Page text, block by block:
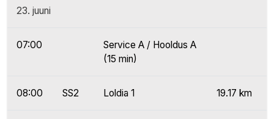
23. juuni
07:00
Service A / Hooldus A
(15 min)
08:00 SS2 Loldia 1 19.17 km